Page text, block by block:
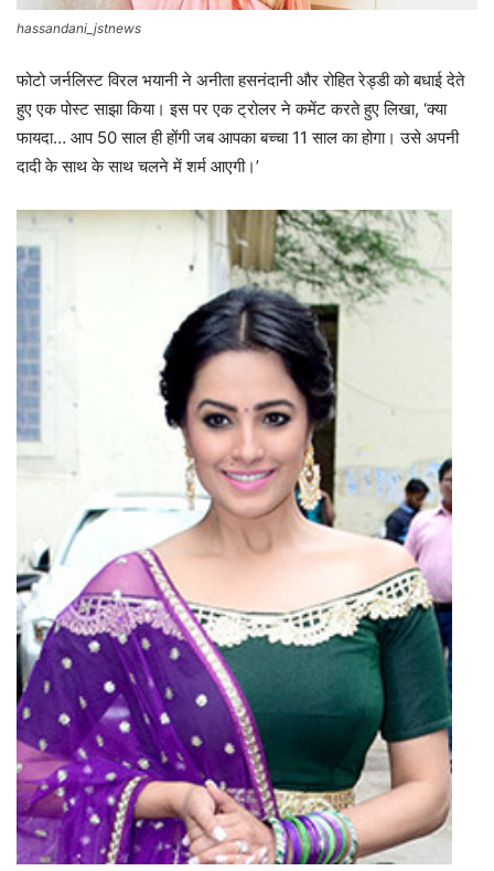
hassandani_jstnews
फोटो जर्नलिस्ट विरल भयानी ने अनीता हसनंदानी और रोहित रेड्डी को बधाई देते
हुए एक पोस्ट साझा किया। इस पर एक ट्रोलर ने कमेंट करते हुए लिखा, ‘क्या
फायदा… आप 50 साल ही होंगी जब आपका बच्चा 11 साल का होगा। उसे अपनी
दादी के साथ के साथ चलने में शर्म आएगी।’